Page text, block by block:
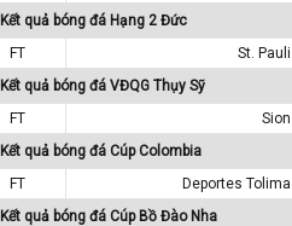
Kết quả bóng đá Hạng 2 Đức
FT
St. Pauli
Kết quả bóng đá VĐQG Thụy Sỹ
FT
Sion
Kết quả bóng đá Cúp Colombia
FT
Deportes Tolima
Kết quả bóng đá Cúp Bồ Đào Nha